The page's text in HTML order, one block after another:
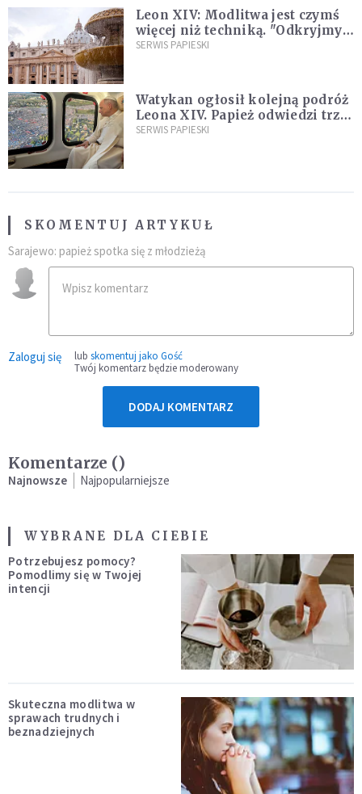
Leon XIV: Modlitwa jest czymś
więcej niż techniką. "Odkryjmy
ją na nowo"
SERWIS PAPIESKI
Watykan ogłosił kolejną podróż
Leona XIV. Papież odwiedzi trzy
kraje Ameryki Południowej
SERWIS PAPIESKI
SKOMENTUJ ARTYKUŁ
Sarajewo: papież spotka się z młodzieżą
Zaloguj się lub skomentuj jako Gość
Twój komentarz będzie moderowany
DODAJ KOMENTARZ
Komentarze ()
Najnowsze Najpopularniejsze
WYBRANE DLA CIEBIE
Potrzebujesz pomocy?
Pomodlimy się w Twojej
intencji
Skuteczna modlitwa w
sprawach trudnych i
beznadziejnych